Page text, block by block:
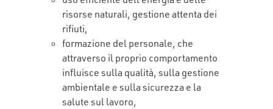
risorse naturali, gestione attenta dei
rifiuti,
formazione del personale, che
attraverso il proprio comportamento
influisce sulla qualità, sulla gestione
ambientale e sulla sicurezza e la
salute sul lavoro,